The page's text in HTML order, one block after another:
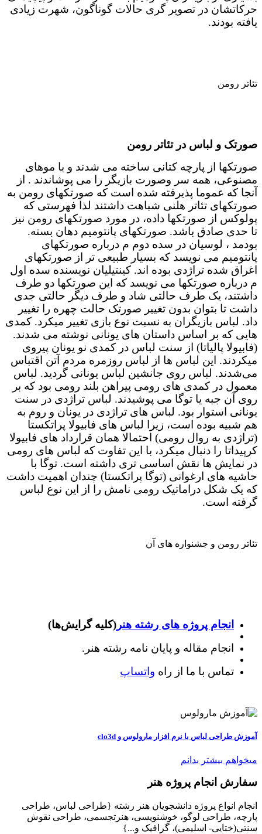
حرکاتشان در تصویر گری حالات گوناگون، شهرت زیادی
یافته بودند.
تئاتر رومن
صورتک و لباس در تئاتر رومن
صورتکها از پارچه کتانی ساخته می شدند و با موهای
مصنوعی، همه سر وصورت بازیگر را می پوشاندند . از
آنجا که عموما پذیرفته شده است که صورتکهای رومن به
صورتکهای تئاتر هلنی شباهت داشتند لذا فهرستی که
پولوکس از صورتکها داده، در مورد صورتکهای رومن نیز
تا حدی صادق باشد. صورتکهای پانتومیم دهان بسته.
بودمد ، لوسیان در سده دوم م درباره صورتکهای
پانتومیم می نویسد که بسیار طبیعی تر از صورتکهای
اغراق شده تراژدی بوده اند. کینتیلیان نویسنده سده اول
م درباره صورتکها می نویسد که این صورتکها دو طرف
داشتند، یک طرف حالتی شاد و طرف دیگر حالتی جدی
داشت تا بتوان بدون تغییر صورتک حالت چهره را تغییر
داد. لباس بازیگران به نسبت نوع بازی تغییر میکرد. کمدی
هایی که بر اساس داستان های یونانی نوشته می شدند.
(فابیولا پالیاتا) از سنت لباس در کمدی نو یونان پیروی
میکردند. این لباس ها از لباس روزمره مردم آتن اقتباس
می‌شدند. لباس روی جانشین لباس یونانی گردید. لباس
معمول در کمدی های رومی پیراهن بلند رومی بود که بر
روی آن جبه یا توگا می پوشیدند. لباس تراژدی در سنت
یونانی استوار بود. لباس های تراژدی در یونان و روم به
هم شبیه بوده است، زیرا لباس های فابیولا پراتکستا
(تراژدی به روال رومی) احتمالا همان قرارداد های فابیولا
کرپیداتا را دنبال میکرد، با این تفاوت که لباس های رومی
در نمایش ها نقش اساسی تری داشته است. توگا با
حاشیه های ارغوانی (توگا پراتکستا) چندان اهمیت داشت
که یک شکل دراماتیک رومی نامش را از این نوع لباس
گرفته است.
تئاتر رومن و جشنواره های آن
انجام پروژه های رشته هنر (کلیه گرایش‌ها)
انجام مقاله و پایان نامه رشته هنر.
تماس با ما از راه واتساپ
آموزش طراحی لباس با نرم افزار مارولوس و clo3d
میخواهم بیشتر بدانم
سفارش انجام پروژه هنر
انجام انواع پروژه دانشجویان هنر رشته {طراحی لباس، طراحی
پارچه، طراحی لوگو، خوشنویسی، هنرتجسمی، طراحی نقوش
سنتی(ختایی- اسلیمی)، گرافیک و...}